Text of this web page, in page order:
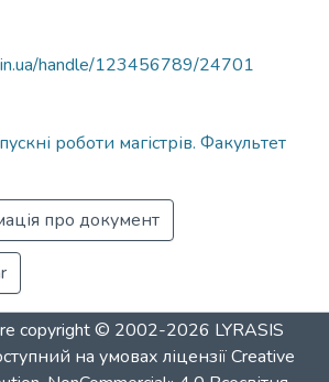
handle/123456789/24701
роботи магістрів. Факультет
про документ
copyright © 2002-2026 LYRASIS
на умовах ліцензіїCreative